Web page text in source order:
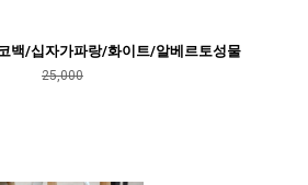
백/십자가파랑/화이트/알베르토성물
25,000